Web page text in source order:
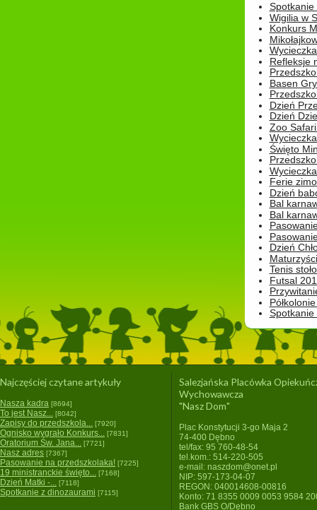
Spotkanie
Wigilia w
Konkurs
Refleksje
Basen
Dzień
Dzień
Zoo
Święto
Ferie
Dzień
Bal
Bal
Dzień
Tenis
Futsal
Najczęściej czytane artykuły
Nasza kadra [8694]
To jest Nasz... [8042]
Zapisy do przedszkola... [7920]
Ognisko wygrało Konkurs... [7831]
Oratorium Św. Jana... [7721]
Nasz adres [7367]
Pasowanie na przedszkolaka! [7225]
19 ministranckie święto... [7168]
Dzień Matki -... [7118]
Spotkanie z dinozaurami [7115]
Salezjańska Placówka
Wychowawcza
"Nasz Dom"
Plac Konstytucji 3-go Maja 2
74-400 Dębno
tel/fax: 95 760-48-54
tel.kom.: 514-220-505
e-mail: naszdom@onet.pl
NIP: 597-173-04-07
REGON: 040014608-00816
Konto: 71 8355 0009 0053 9584
Bank GBS O/Dębno